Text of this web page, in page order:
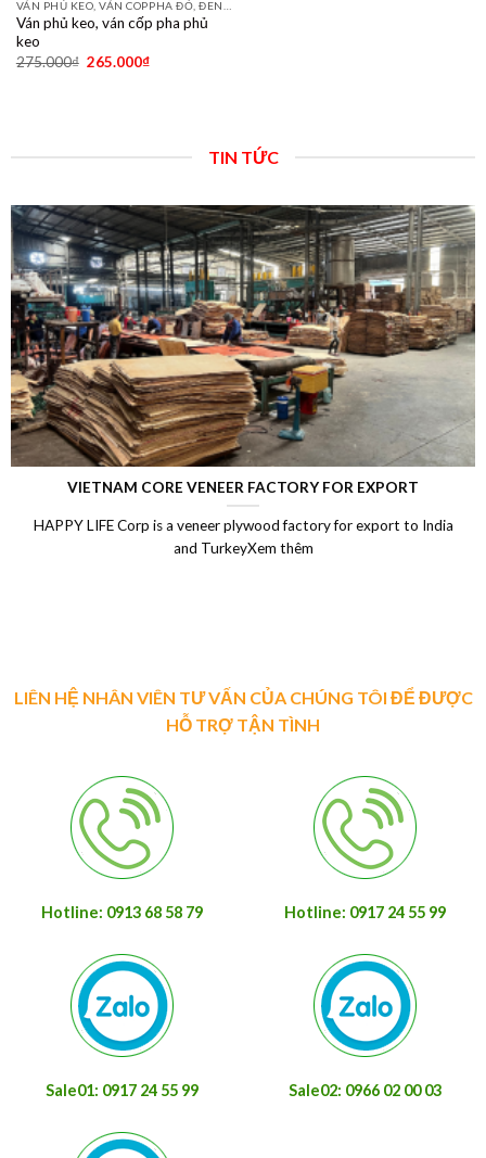
Ván phủ keo, ván cốp pha phủ
keo
275.000₫ 265.000₫
TIN TỨC
VIETNAM CORE VENEER FACTORY FOR EXPORT
HAPPY LIFE Corp is a veneer plywood factory for export to India
and TurkeyXem thêm
LIÊN HỆ NHÂN VIÊN TƯ VẤN CỦA CHÚNG TÔI ĐỂ ĐƯỢC
HỖ TRỢ TẬN TÌNH
Hotline: 0913 68 58 79 Hotline: 0917 24 55 99
Sale01: 0917 24 55 99 Sale02: 0966 02 00 03